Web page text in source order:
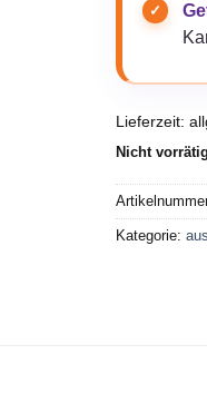
Lieferzeit:
Nicht vorrätig
Kategorie: